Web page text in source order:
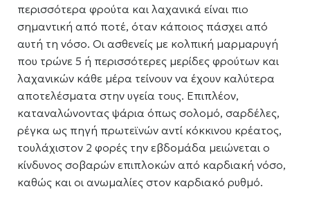
περισσότερα φρούτα και λαχανικά είναι πιο
σημαντική από ποτέ, όταν κάποιος πάσχει από
αυτή τη νόσο. Οι ασθενείς με κολπική μαρμαρυγή
που τρώνε 5 ή περισσότερες μερίδες φρούτων και
λαχανικών κάθε μέρα τείνουν να έχουν καλύτερα
αποτελέσματα στην υγεία τους. Επιπλέον,
καταναλώνοντας ψάρια όπως σολομό, σαρδέλες,
ρέγκα ως πηγή πρωτεϊνών αντί κόκκινου κρέατος,
τουλάχιστον 2 φορές την εβδομάδα μειώνεται ο
κίνδυνος σοβαρών επιπλοκών από καρδιακή νόσο,
καθώς και οι ανωμαλίες στον καρδιακό ρυθμό.